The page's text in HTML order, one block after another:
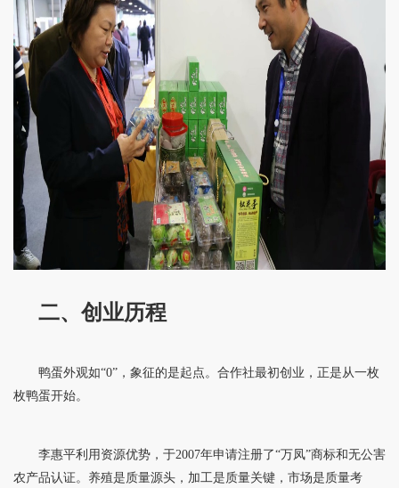
二、创业历程
鸭蛋外观如“0”，象征的是起点。合作社最初创业，正是从一枚
枚鸭蛋开始。
李惠平利用资源优势，于2007年申请注册了“万凤”商标和无公害
农产品认证。养殖是质量源头，加工是质量关键，市场是质量考